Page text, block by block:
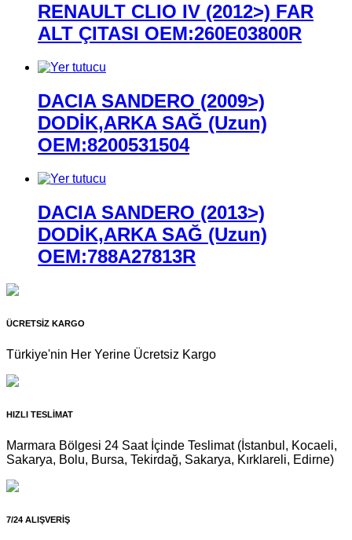
RENAULT CLIO IV (2012>) FAR
ALT ÇITASI OEM:260E03800R
DACIA SANDERO (2009>)
DODİK,ARKA SAĞ (Uzun)
OEM:8200531504
DACIA SANDERO (2013>)
DODİK,ARKA SAĞ (Uzun)
OEM:788A27813R
ÜCRETSİZ KARGO
Türkiye'nin Her Yerine Ücretsiz Kargo
HIZLI TESLİMAT
Marmara Bölgesi 24 Saat İçinde Teslimat (İstanbul, Kocaeli,
Sakarya, Bolu, Bursa, Tekirdağ, Sakarya, Kırklareli, Edirne)
7/24 ALIŞVERİŞ